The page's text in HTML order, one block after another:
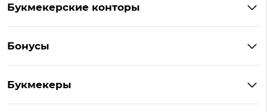
Букмекерские конторы
Букмекеры на Андроид
Бонусы
Бонус на депозит
Букмекеры